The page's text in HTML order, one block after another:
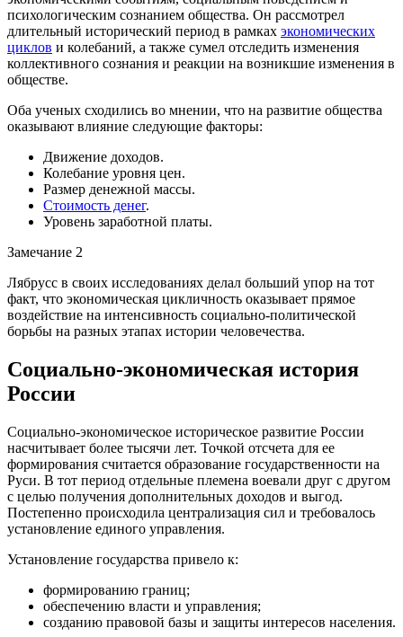
психологическим сознанием общества. Он рассмотрел
длительный исторический период в рамках экономических
циклов и колебаний, а также сумел отследить изменения
коллективного сознания и реакции на возникшие изменения в
обществе.
Оба ученых сходились во мнении, что на развитие общества
оказывают влияние следующие факторы:
Движение доходов.
Колебание уровня цен.
Размер денежной массы.
Стоимость денег.
Уровень заработной платы.
Замечание 2
Лябрусс в своих исследованиях делал больший упор на тот
факт, что экономическая цикличность оказывает прямое
воздействие на интенсивность социально-политической
борьбы на разных этапах истории человечества.
Социально-экономическая история
России
Социально-экономическое историческое развитие России
насчитывает более тысячи лет. Точкой отсчета для ее
формирования считается образование государственности на
Руси. В тот период отдельные племена воевали друг с другом
с целью получения дополнительных доходов и выгод.
Постепенно происходила централизация сил и требовалось
установление единого управления.
Установление государства привело к:
формированию границ;
обеспечению власти и управления;
созданию правовой базы и защиты интересов населения.